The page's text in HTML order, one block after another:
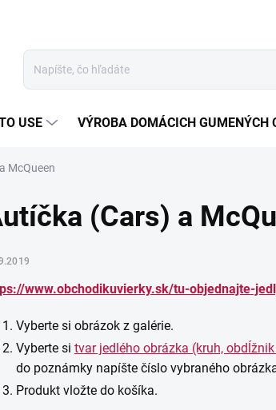
USE VÝROBA DOMÁCICH GUMENÝCH
McQueen
(Cars) a
www.obchodikuvierky.sk/tu-objednajte-
Vyberte si obrázok z galérie.
Vyberte si tvar jedlého obrázka (kruh,
do poznámky napíšte číslo vybraného
Produkt vložte do košíka.